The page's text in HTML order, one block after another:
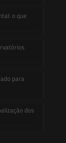
o que
para
dos